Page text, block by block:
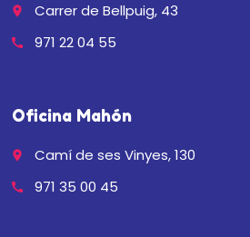
place Carrer de Bellpuig, 43
call 971 22 04 55
Oficina Mahón
place Camí de ses Vinyes, 130
call 971 35 00 45